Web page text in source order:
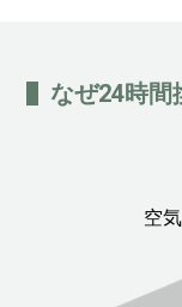
なぜ24時間
空